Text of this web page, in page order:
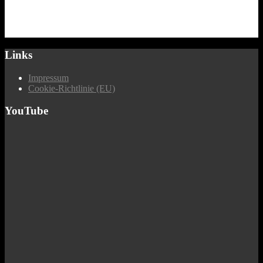
Links
Impressum
Cookie-Richtlinie (EU)
YouTube